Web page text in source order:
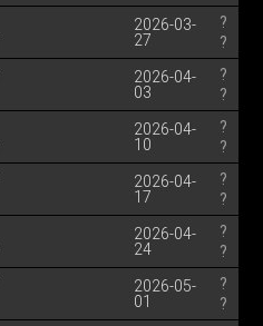
2026-03-
27
?
?
2026-04-
03
?
?
2026-04-
10
?
?
2026-04-
17
?
?
2026-04-
24
?
?
2026-05-
01
?
?